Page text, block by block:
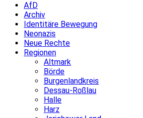
AfD
Archiv
Identitäre Bewegung
Neonazis
Neue Rechte
Regionen
Altmark
Börde
Burgenlandkreis
Dessau-Roßlau
Halle
Harz